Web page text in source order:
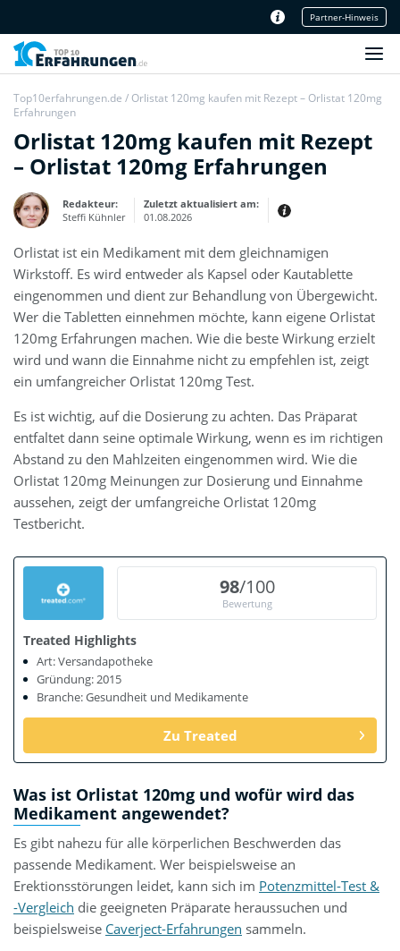
Unser Redaktionsteam
Partner-Hinweis
Top10erfahrungen.de / Orlistat 120mg kaufen mit Rezept – Orlistat 120mg
Erfahrungen
Orlistat 120mg kaufen mit Rezept
– Orlistat 120mg Erfahrungen
Redakteur:
Steffi Kühnler
Zuletzt aktualisiert am:
01.08.2026
Erfahrungen:
Produkt- und Kategorietexte sowie
Newsberichte
Mein Werdegang ist relativ bunt,
denn ich habe zuerst eine praktische
Ausbildung in Elektrotechnik
abgeschlossen und später noch ein
IT-Studium an der Fachhochschule
draufgelegt.
Orlistat ist ein Medikament mit dem gleichnamigen
Wirkstoff. Es wird entweder als Kapsel oder Kautablette
eingenommen und dient zur Behandlung von Übergewicht.
Wer die Tabletten einnehmen möchte, kann eigene Orlistat
120mg Erfahrungen machen. Wie die beste Wirkung erzielt
wird und wann die Einnahme nicht zu empfehlen ist, zeigt
ein umfangreicher Orlistat 120mg Test.
Es ist wichtig, auf die Dosierung zu achten. Das Präparat
entfaltet dann seine optimale Wirkung, wenn es im richtigen
Abstand zu den Mahlzeiten eingenommen wird. Wie die
Orlistat 120mg Meinungen zur Dosierung und Einnahme
aussehen, zeigt der umfangreiche Orlistat 120mg
Testbericht.
98/100
Bewertung
Treated Highlights
Art: Versandapotheke
Gründung: 2015
Branche: Gesundheit und Medikamente
Zu Treated
Was ist Orlistat 120mg und wofür wird das
Medikament angewendet?
Es gibt nahezu für alle körperlichen Beschwerden das
passende Medikament. Wer beispielsweise an
Erektionsstörungen leidet, kann sich im Potenzmittel-Test &
-Vergleich die geeigneten Präparate heraussuchen und
beispielsweise Caverject-Erfahrungen sammeln.